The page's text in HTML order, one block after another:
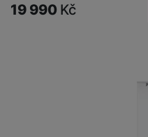
19 990 Kč